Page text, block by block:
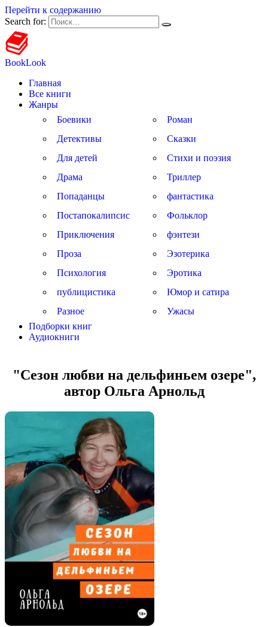
Перейти к содержанию
Search for:
BookLook
Главная
Все книги
Жанры
Боевики
Детективы
Для детей
Драма
Попаданцы
Постапокалипсис
Приключения
Проза
Психология
публицистика
Разное
Роман
Сказки
Стихи и поэзия
Триллер
фантастика
Фольклор
фэнтези
Эзотерика
Эротика
Юмор и сатира
Ужасы
Подборки книг
Аудиокниги
"Cезон любви на дельфиньем озере",
автор Ольга Арнольд